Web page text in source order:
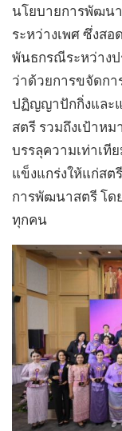
นโยบายการพัฒน
ระหว่างเพศ ซึ่งส
พันธกรณีระหว่าง
ว่าด้วยการขจัดก
ปฏิญญาปักกิ่งและ
สตรี รวมถึงเป้าห
บรรลุความเท่าเที
แข็งแกร่งให้แก่สต
การพัฒนาสตรี โด
ทุกคน